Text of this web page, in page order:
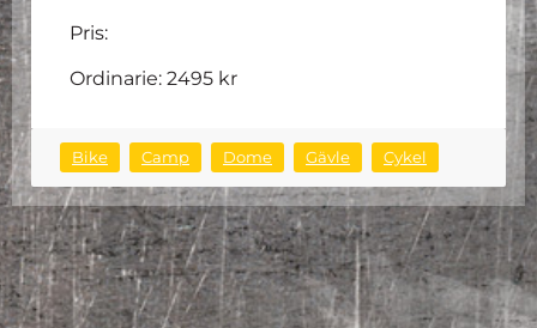
Pris:
Ordinarie: 2495 kr
Bike Camp Dome Gävle Cykel